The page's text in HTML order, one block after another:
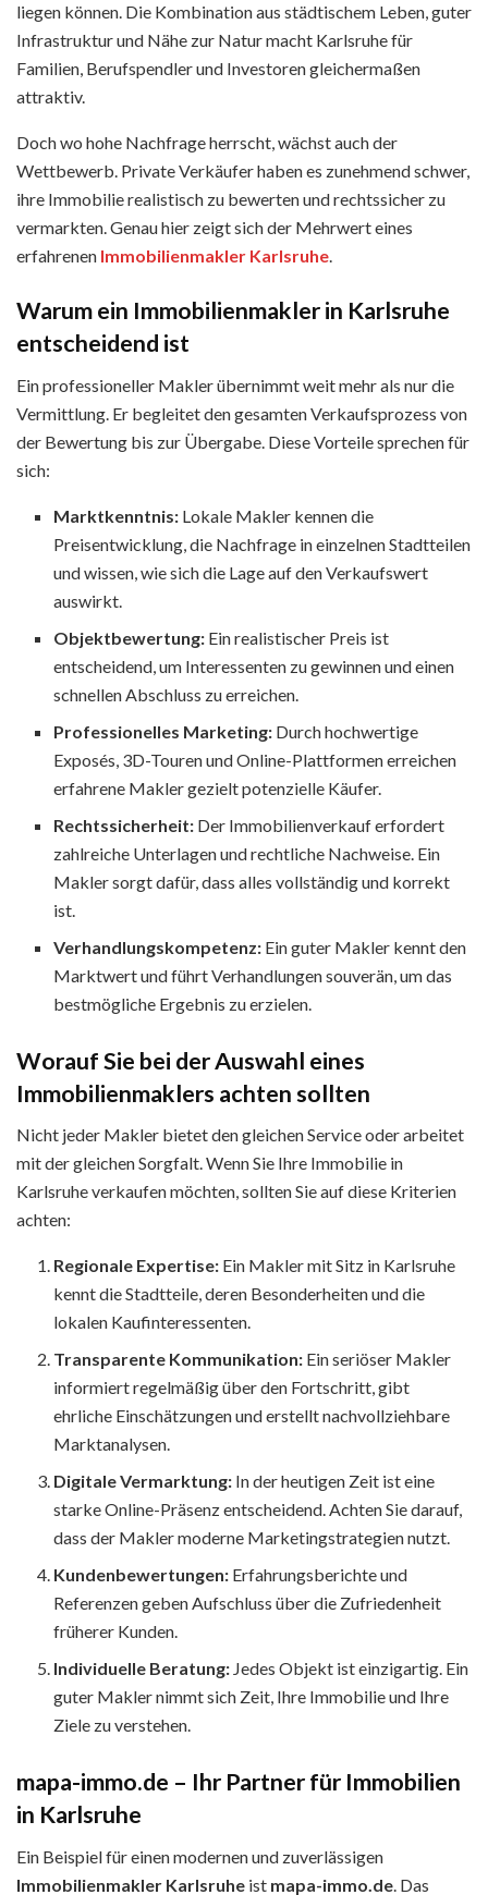
liegen können. Die Kombination aus städtischem Leben, guter
Infrastruktur und Nähe zur Natur macht Karlsruhe für
Familien, Berufspendler und Investoren gleichermaßen
attraktiv.
Doch wo hohe Nachfrage herrscht, wächst auch der
Wettbewerb. Private Verkäufer haben es zunehmend schwer,
ihre Immobilie realistisch zu bewerten und rechtssicher zu
vermarkten. Genau hier zeigt sich der Mehrwert eines
erfahrenen Immobilienmakler Karlsruhe.
Warum ein Immobilienmakler in Karlsruhe
entscheidend ist
Ein professioneller Makler übernimmt weit mehr als nur die
Vermittlung. Er begleitet den gesamten Verkaufsprozess von
der Bewertung bis zur Übergabe. Diese Vorteile sprechen für
sich:
Marktkenntnis: Lokale Makler kennen die
Preisentwicklung, die Nachfrage in einzelnen Stadtteilen
und wissen, wie sich die Lage auf den Verkaufswert
auswirkt.
Objektbewertung: Ein realistischer Preis ist
entscheidend, um Interessenten zu gewinnen und einen
schnellen Abschluss zu erreichen.
Professionelles Marketing: Durch hochwertige
Exposés, 3D-Touren und Online-Plattformen erreichen
erfahrene Makler gezielt potenzielle Käufer.
Rechtssicherheit: Der Immobilienverkauf erfordert
zahlreiche Unterlagen und rechtliche Nachweise. Ein
Makler sorgt dafür, dass alles vollständig und korrekt
ist.
Verhandlungskompetenz: Ein guter Makler kennt den
Marktwert und führt Verhandlungen souverän, um das
bestmögliche Ergebnis zu erzielen.
Worauf Sie bei der Auswahl eines
Immobilienmaklers achten sollten
Nicht jeder Makler bietet den gleichen Service oder arbeitet
mit der gleichen Sorgfalt. Wenn Sie Ihre Immobilie in
Karlsruhe verkaufen möchten, sollten Sie auf diese Kriterien
achten:
Regionale Expertise: Ein Makler mit Sitz in Karlsruhe
kennt die Stadtteile, deren Besonderheiten und die
lokalen Kaufinteressenten.
Transparente Kommunikation: Ein seriöser Makler
informiert regelmäßig über den Fortschritt, gibt
ehrliche Einschätzungen und erstellt nachvollziehbare
Marktanalysen.
Digitale Vermarktung: In der heutigen Zeit ist eine
starke Online-Präsenz entscheidend. Achten Sie darauf,
dass der Makler moderne Marketingstrategien nutzt.
Kundenbewertungen: Erfahrungsberichte und
Referenzen geben Aufschluss über die Zufriedenheit
früherer Kunden.
Individuelle Beratung: Jedes Objekt ist einzigartig. Ein
guter Makler nimmt sich Zeit, Ihre Immobilie und Ihre
Ziele zu verstehen.
mapa-immo.de – Ihr Partner für Immobilien
in Karlsruhe
Ein Beispiel für einen modernen und zuverlässigen
Immobilienmakler Karlsruhe ist mapa-immo.de. Das